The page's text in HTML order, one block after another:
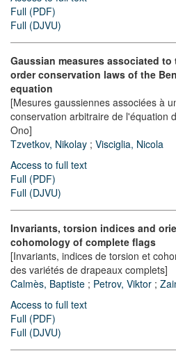
Full (PDF)
Full (DJVU)
Gaussian measures associated to
order conservation laws of the
equation
[Mesures gaussiennes associées à
conservation arbitraire de l'équation
Ono]
Tzvetkov, Nikolay ; Visciglia, Nicola
Access to full text
Full (PDF)
Full (DJVU)
Invariants, torsion indices and
cohomology of complete flags
[Invariants, indices de torsion et
des variétés de drapeaux complets]
Calmès, Baptiste ; Petrov, Viktor ;
Access to full text
Full (PDF)
Full (DJVU)